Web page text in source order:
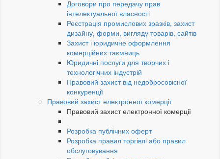
Договори про передачу прав
інтелектуальної власності
Реєстрація промислових зразків, захист
дизайну, форми, вигляду товарів, сайтів
Захист і юридичне оформлення
комерційних таємниць
Юридичні послуги для творчих і
технологічних індустрій
Правовий захист від недобросовісної
конкуренції
Правовий захист електронної комерції
Правовий захист електронної комерції
Розробка публічних оферт
Розробка правил торгівлі або правил
обслуговування